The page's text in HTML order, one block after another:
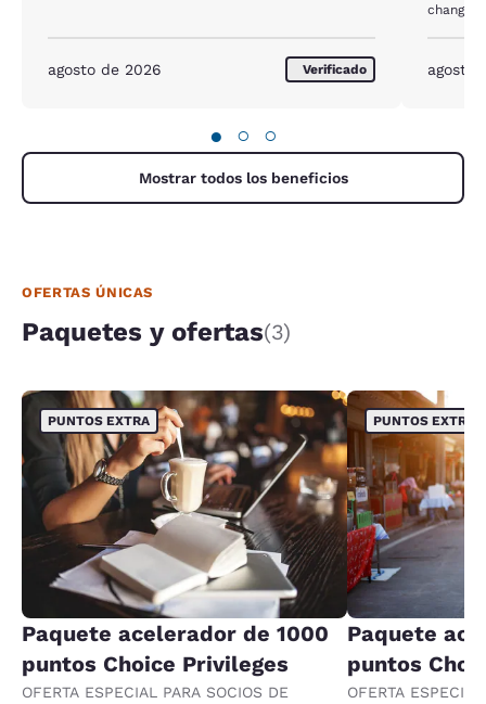
agosto de 2026 Verificado
changes
agosto
● ○ ○
Mostrar todos los beneficios
OFERTAS ÚNICAS
Paquetes y ofertas(3)
PUNTOS EXTRA
Paquete acelerador de 1000
puntos Choice Privileges
OFERTA ESPECIAL PARA SOCIOS DE
PUNTOS EXTRA
Paquete
puntos
OFERTA